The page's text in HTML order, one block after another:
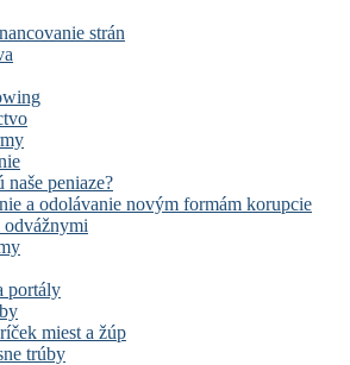
strán
naše peniaze?
a odolávanie novým formám korupcie
odvážnymi
portály
miest a žúp
trúby